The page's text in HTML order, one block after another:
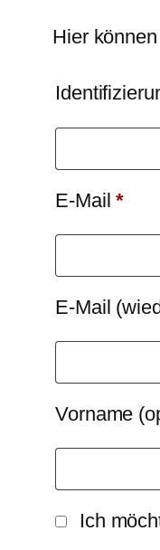
Hier
E-Mail*
E-Mail
Vorname
Ich